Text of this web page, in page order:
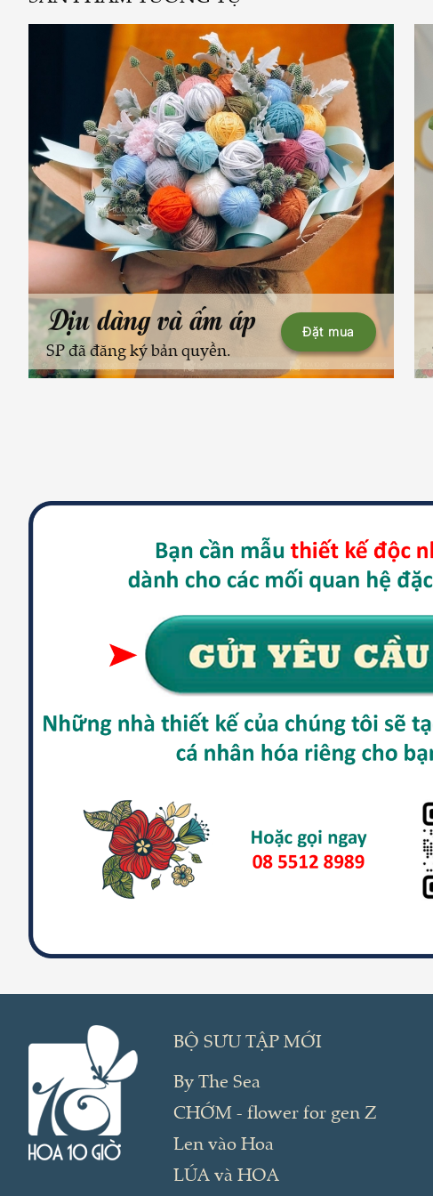
Dịu dàng và ấm áp
SP đã đăng ký bản quyền.
By The Sea
CHỚM - flower for gen Z
Len vào Hoa
LÚA và HOA
HOA TƯƠI